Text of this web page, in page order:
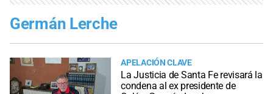
Germán Lerche
APELACIÓN CLAVE
La Justicia de Santa Fe revisará la
condena al ex presidente de